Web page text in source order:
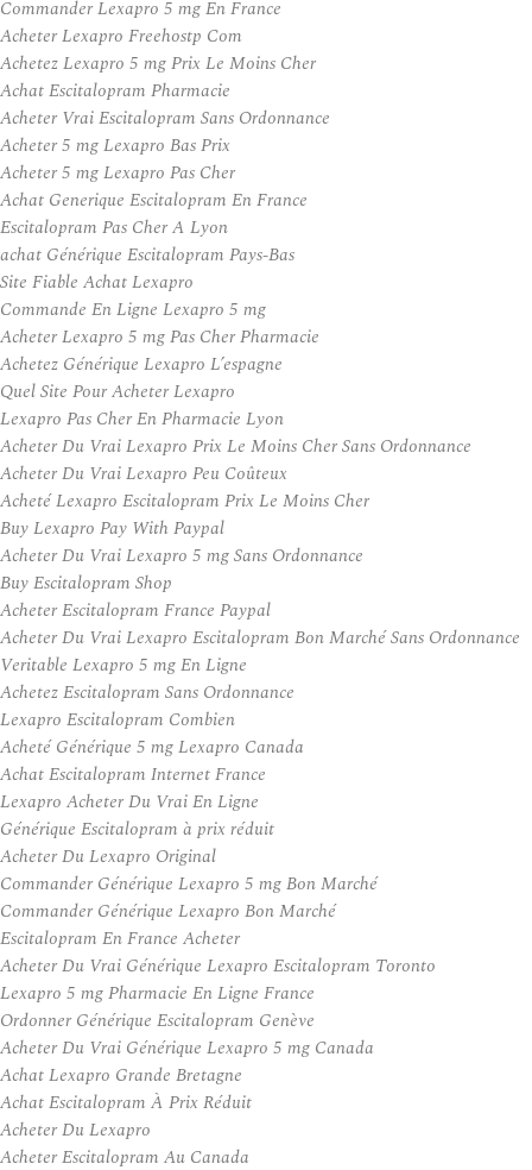
Commander Lexapro 5 mg En France
Acheter Lexapro Freehostp Com
Achetez Lexapro 5 mg Prix Le Moins Cher
Achat Escitalopram Pharmacie
Acheter Vrai Escitalopram Sans Ordonnance
Acheter 5 mg Lexapro Bas Prix
Acheter 5 mg Lexapro Pas Cher
Achat Generique Escitalopram En France
Escitalopram Pas Cher A Lyon
achat Générique Escitalopram Pays-Bas
Site Fiable Achat Lexapro
Commande En Ligne Lexapro 5 mg
Acheter Lexapro 5 mg Pas Cher Pharmacie
Achetez Générique Lexapro L’espagne
Quel Site Pour Acheter Lexapro
Lexapro Pas Cher En Pharmacie Lyon
Acheter Du Vrai Lexapro Prix Le Moins Cher Sans Ordonnance
Acheter Du Vrai Lexapro Peu Coûteux
Acheté Lexapro Escitalopram Prix Le Moins Cher
Buy Lexapro Pay With Paypal
Acheter Du Vrai Lexapro 5 mg Sans Ordonnance
Buy Escitalopram Shop
Acheter Escitalopram France Paypal
Acheter Du Vrai Lexapro Escitalopram Bon Marché Sans Ordonnance
Veritable Lexapro 5 mg En Ligne
Achetez Escitalopram Sans Ordonnance
Lexapro Escitalopram Combien
Acheté Générique 5 mg Lexapro Canada
Achat Escitalopram Internet France
Lexapro Acheter Du Vrai En Ligne
Générique Escitalopram à prix réduit
Acheter Du Lexapro Original
Commander Générique Lexapro 5 mg Bon Marché
Commander Générique Lexapro Bon Marché
Escitalopram En France Acheter
Acheter Du Vrai Générique Lexapro Escitalopram Toronto
Lexapro 5 mg Pharmacie En Ligne France
Ordonner Générique Escitalopram Genève
Acheter Du Vrai Générique Lexapro 5 mg Canada
Achat Lexapro Grande Bretagne
Achat Escitalopram À Prix Réduit
Acheter Du Lexapro
Acheter Escitalopram Au Canada